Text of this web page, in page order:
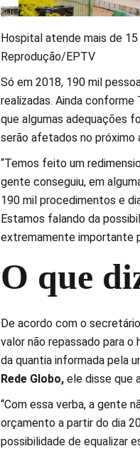
Hospital atende mais de
Reprodução/EPTV
Só em 2018, 190 mil
realizadas. Ainda
que algumas adequações
serão afetados no próximo
“Temos feito um
gente conseguiu, em
190 mil procedimentos e
Estamos falando da
extremamente importante
O que
De acordo com o
valor não repassado para o
da quantia informada pela
Rede Globo, ele disse que
“Com essa verba, a gente
orçamento a partir do dia
possibilidade de equalizar